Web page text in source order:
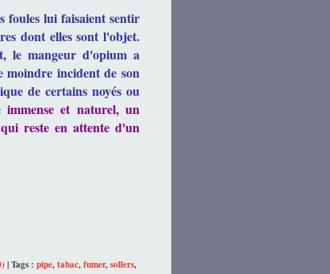
foules lui faisaient sentir
dont elles sont l'objet.
le mangeur d'opium a
moindre incident de son
de certains noyés ou
immense et naturel, un
reste en attente d'un
| Tags : pipe,tabac,fumer,sollers,